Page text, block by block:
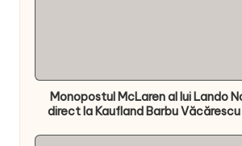
Monopostul McLaren al lui Lando
direct la Kaufland Barbu